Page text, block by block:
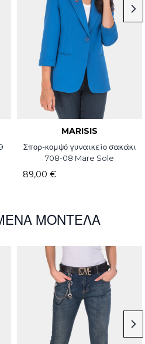
MARISIS
Σπορ-κομψό γυναικείο σακάκι
708-08 Mare Sole
89,00 €
ΜΟΝΤΈΛΑ